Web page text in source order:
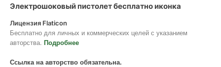
Электрошоковый пистолет бесплатно иконка
Лицензия Flaticon
Бесплатно для личных и коммерческих целей с указанием
авторства. Подробнее
Ссылка на авторство обязательна.